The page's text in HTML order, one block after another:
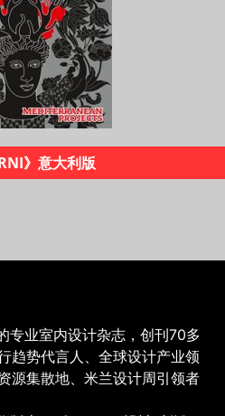
》意大利版
专业室内设计杂志，创刊70多
趋势代言人、全球设计产业领
源集散地、米兰设计周引领者